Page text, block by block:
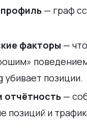
— граф
факторы —
позиции.
отчётность —
позиций и